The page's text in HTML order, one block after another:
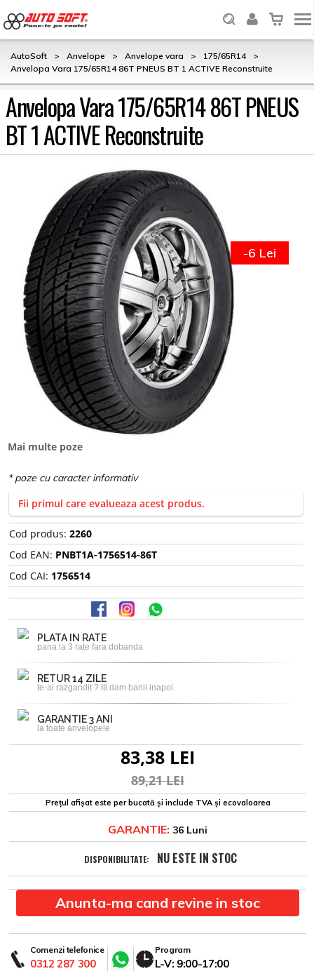
AutoSoft > Anvelope > Anvelope vara > 175/65R14
>
Anvelopa Vara 175/65R14 86T PNEUS BT 1 ACTIVE Reconstruite
Anvelopa Vara 175/65R14 86T PNEUS
BT 1 ACTIVE Reconstruite
Mai multe poze
-6 Lei
Fii primul care evalueaza acest produs.
Cod produs: 2260
Cod EAN: PNBT1A-1756514-86T
Cod CAI: 1756514
PLATA IN RATE
pana la 3 rate fara dobanda
RETUR 14 ZILE
te-ai razgandit ? Iti dam banii inapoi
GARANTIE 3 ANI
la toate anvelopele
83,38 LEI
89,21 LEI
Prețul afișat este per bucată și include TVA și ecovaloarea
GARANTIE: 36 Luni
DISPONIBILITATE: NU ESTE IN STOC
Anunta-ma cand revine in stoc
Comenzi telefonice
0312 287 300
Program
L-V: 9:00-17:00